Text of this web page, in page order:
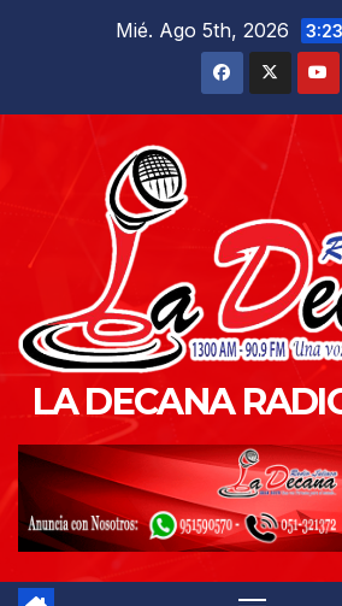
Mié. Ago 5th, 2026
LA DECANA